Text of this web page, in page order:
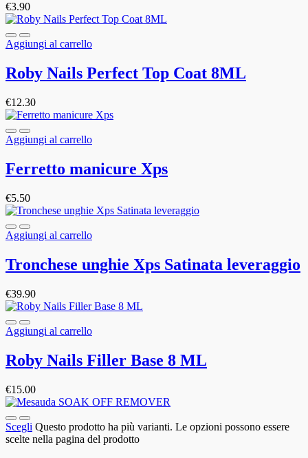
€3.90
Aggiungi al carrello
Roby Nails Perfect Top Coat 8ML
€12.30
Aggiungi al carrello
Ferretto manicure Xps
€5.50
Aggiungi al carrello
Tronchese unghie Xps Satinata leveraggio
€39.90
Aggiungi al carrello
Roby Nails Filler Base 8 ML
€15.00
Scegli Questo prodotto ha più varianti. Le opzioni possono essere
scelte nella pagina del prodotto